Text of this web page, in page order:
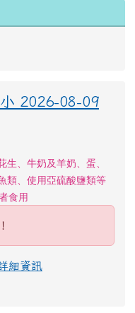
2026-08-09
、牛奶及羊奶、蛋、
類、使用亞硫酸鹽類等
食用
細資訊